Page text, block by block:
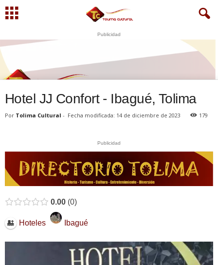
Publicidad
Hotel JJ Confort - Ibagué, Tolima
Por Tolima Cultural - Fecha modificada: 14 de diciembre de 2023 179
Publicidad
0.00 0
Hoteles Ibagué